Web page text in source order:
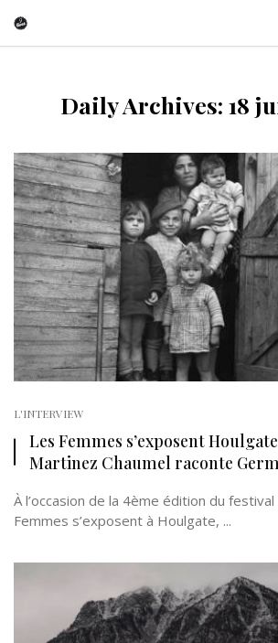
Daily Archives: 18
L'INTERVIEW
Les Femmes s’exposent
Martinez Chaumel raconte
À l’occasion de la 4ème édition du festival
Femmes s’exposent à Houlgate, ...